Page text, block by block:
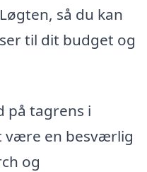
så du kan
til dit budget og
på tagrens i
være en besværlig
og